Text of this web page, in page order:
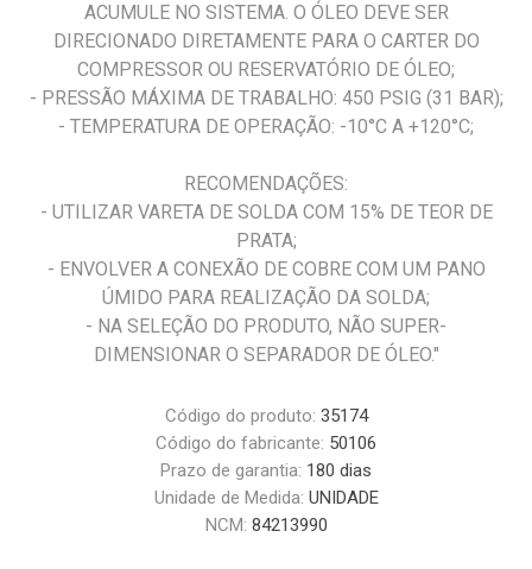
ACUMULE NO SISTEMA. O ÓLEO DEVE SER
DIRECIONADO DIRETAMENTE PARA O CARTER DO
COMPRESSOR OU RESERVATÓRIO DE ÓLEO;
- PRESSÃO MÁXIMA DE TRABALHO: 450 PSIG (31 BAR);
- TEMPERATURA DE OPERAÇÃO: -10°C A +120°C;
RECOMENDAÇÕES:
- UTILIZAR VARETA DE SOLDA COM 15% DE TEOR DE
PRATA;
- ENVOLVER A CONEXÃO DE COBRE COM UM PANO
ÚMIDO PARA REALIZAÇÃO DA SOLDA;
- NA SELEÇÃO DO PRODUTO, NÃO SUPER-
DIMENSIONAR O SEPARADOR DE ÓLEO."
Código do produto: 35174
Código do fabricante: 50106
Prazo de garantia: 180 dias
Unidade de Medida: UNIDADE
NCM: 84213990